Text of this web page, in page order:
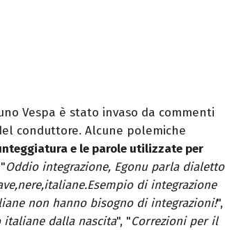
Vespa è stato invaso da commenti
conduttore. Alcune polemiche
e le parole utilizzate per
Oddio integrazione, Egonu parla dialetto
di integrazione
non hanno bisogno di integrazioni!",
italiane dalla nascita", "Correzioni per il